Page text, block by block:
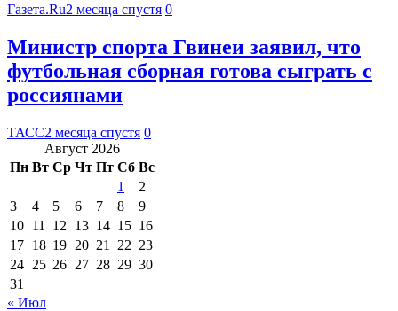
Газета.Ru2 месяца спустя 0
Министр спорта Гвинеи заявил, что
футбольная сборная готова сыграть с
россиянами
ТАСС2 месяца спустя 0
Август 2026
Пн Вт Ср Чт Пт Сб Вс
1
2
3
4 5 6 7 8
9
10 11 12 13 14 15 16
17 18 19 20 21 22 23
24 25 26 27 28 29 30
31
« Июл